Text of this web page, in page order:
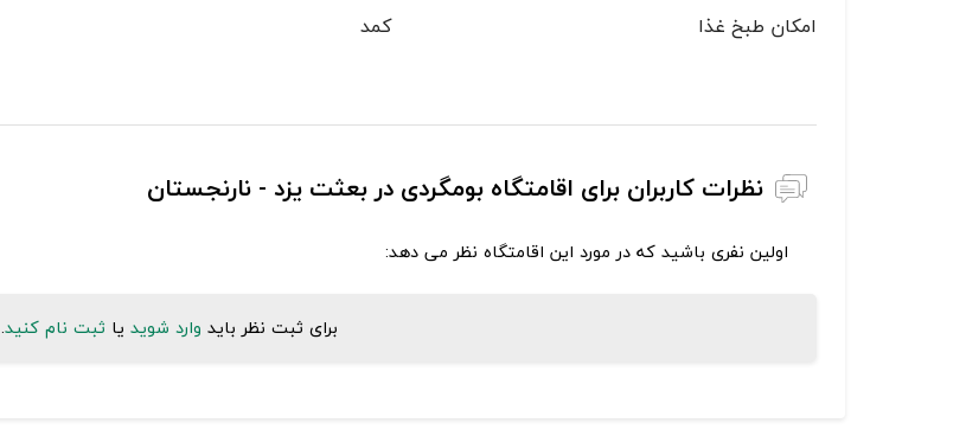
امکان طبخ غذا
کمد
نظرات کاربران برای اقامتگاه بومگردی در بعثت یزد - نارنجستان
اولین نفری باشید که در مورد این اقامتگاه نظر می دهد:
برای ثبت نظر باید وارد شوید یا ثبت نام کنید.